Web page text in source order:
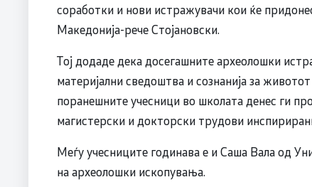
соработки и нови истражувачи кои ќе
Македонија-рече Стојановски.
Тој додаде дека досегашните археолошки
материјални сведоштва и сознанија за
поранешните учесници во школата денес ги
магистерски и докторски трудови
Меѓу учесниците годинава е и Саша Вала од
на археолошки ископувања.